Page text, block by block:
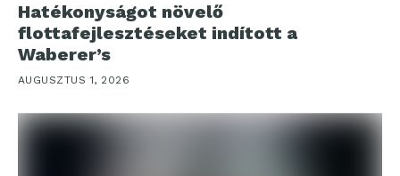
Hatékonyságot növelő
flottafejlesztéseket indított a
Waberer’s
AUGUSZTUS 1, 2026